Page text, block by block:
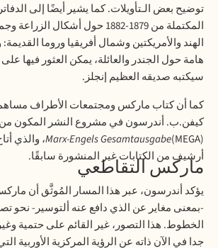
توضيح بعض الـتأويلات. كما يشير أيضًا إلى الدفاتر
المكتملة من 1879-1882 حول أشكال
الهند والأمريكتين وشمال أفريقيا وروما
هامة حول الجندر والعائلة، يمكن العثور فيها
سيكتبه صديقه العظيم إنجلز .
كما أن كتاب ماركس ومجتمعات الأطراف
كيفن.ب. أندرسون في مشروع النشر المكون من 32 مجلدًا بعنوان
Marx-Engels Gesamtausgabe(MEGA)
، والذي
أرشيف من الكتابات غير المنشورة سابقًا. ماركس التقاطعي
يؤكد أندرسون، عبر هذا المسار المُوثَّق أن
-بمعنى مغاير عن الذي دافع عنه ألتوسير- نحو
الخطوط. هذا التصور، غير القائم على حتمية
جدا في الآن ذاته عن الرؤية المركزية الأوربية